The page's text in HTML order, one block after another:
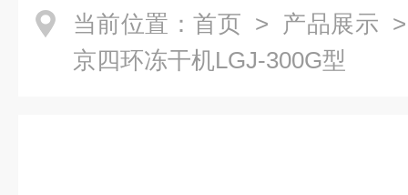
当前位置： 首页 > 产品展示
京四环冻干机LGJ-300G型